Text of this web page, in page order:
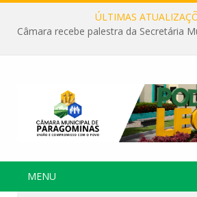
ÚLTIMAS
MENU